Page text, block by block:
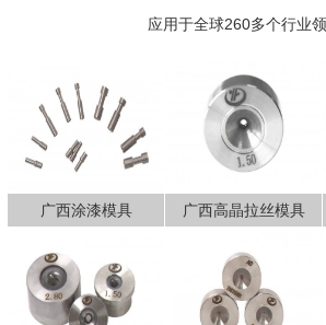
应用于全球260多个行业
广西涂漆模具 广西高晶拉丝模具